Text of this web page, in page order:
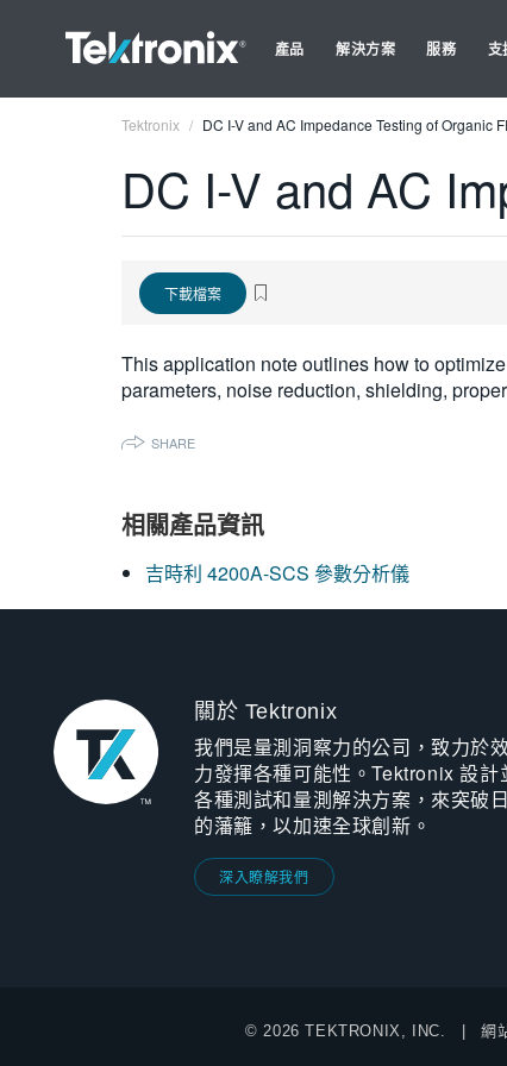
產品 解決方案 服務 支
Tektronix DC I-V and AC Impedance Testing of Organic
DC I-V and AC
下載檔案
This application note outlines how to
parameters, noise reduction, shielding,
SHARE
相關產品資訊
吉時利 4200A-SCS 參數分析儀
關於 Tektronix
我們是量測洞察力的公司，致力於
力發揮各種可能性。Tektronix 設計
各種測試和量測解決方案，來突破
的藩籬，以加速全球創新。
深入瞭解我們
© 2026 TEKTRONIX, INC. 網